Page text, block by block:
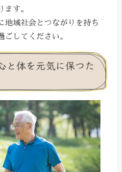
ます。
地域社会とつながりを持ち
ごしてください。
と体を元気に保つた